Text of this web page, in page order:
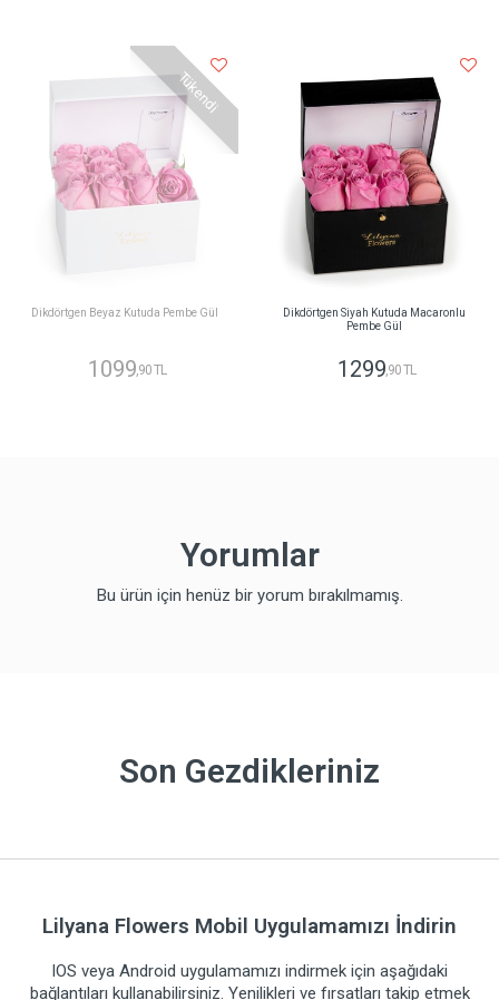
Tükendi
Dikdörtgen Beyaz Kutuda Pembe Gül
1099,90 TL
Dikdörtgen Siyah Kutuda Macaronlu
Pembe Gül
1299,90 TL
Yorumlar
Bu ürün için henüz bir yorum bırakılmamış.
Son Gezdikleriniz
Lilyana Flowers Mobil Uygulamamızı İndirin
IOS veya Android uygulamamızı indirmek için aşağıdaki
bağlantıları kullanabilirsiniz. Yenilikleri ve fırsatları takip etmek